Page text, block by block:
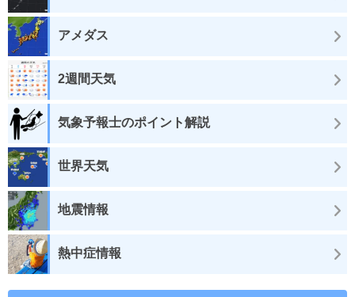
アメダス
2週間天気
気象予報士のポイント解説
世界天気
地震情報
熱中症情報